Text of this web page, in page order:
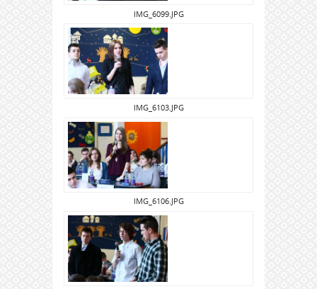
IMG_6099.JPG
IMG_6103.JPG
IMG_6106.JPG